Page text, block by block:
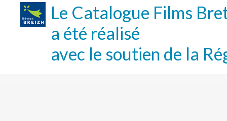
Le Catalogue Films
a été réalisé
avec le soutien de la